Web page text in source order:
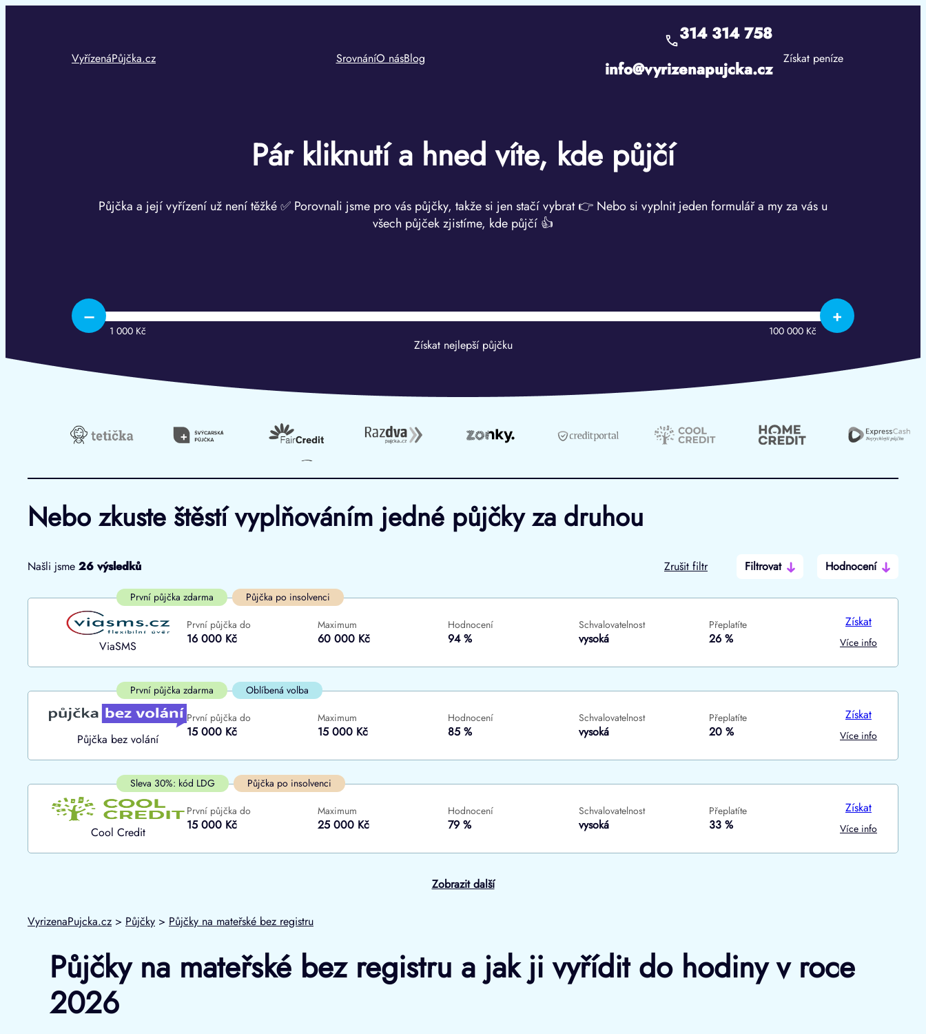
VyřízenáPůjčka.cz
SrovnáníO násBlog
314 314 758
info@vyrizenapujcka.cz
Získat peníze
Pár kliknutí a hned víte, kde půjčí
Půjčka a její vyřízení už není těžké ✅ Porovnali jsme pro vás půjčky, takže si jen stačí vybrat 👉 Nebo si vyplnit jeden formulář a my za vás u
všech půjček zjistíme, kde půjčí 👍
– +
1 000 Kč 100 000 Kč
Získat nejlepší půjčku
Nebo zkuste štěstí vyplňováním jedné půjčky za druhou
Zrušit filtr Filtrovat
Hodnocení
Do
První půjčka zdarma
ano
Našli jsme 26 výsledků
První půjčka zdarma Půjčka po insolvenci
ViaSMS
První půjčka do
16 000 Kč
Maximum
60 000 Kč
Hodnocení
94 %
Schvalovatelnost
vysoká
Přeplatíte
26 %
Získat
Více info
První půjčka zdarma Oblíbená volba
Půjčka bez volání
První půjčka do
15 000 Kč
Maximum
15 000 Kč
Hodnocení
85 %
Schvalovatelnost
vysoká
Přeplatíte
20 %
Získat
Více info
Sleva 30%: kód LDG Půjčka po insolvenci
Cool Credit
První půjčka do
15 000 Kč
Maximum
25 000 Kč
Hodnocení
79 %
Schvalovatelnost
vysoká
Přeplatíte
33 %
Získat
Více info
Zobrazit další
VyrizenaPujcka.cz > Půjčky > Půjčky na mateřské bez registru
Půjčky na mateřské bez registru a jak ji vyřídit do hodiny v roce
2026